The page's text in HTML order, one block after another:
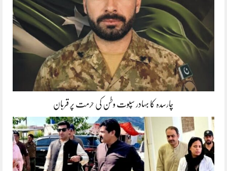
چارسدہ کا بہادر سپوت وطن کی حرمت پر قربان